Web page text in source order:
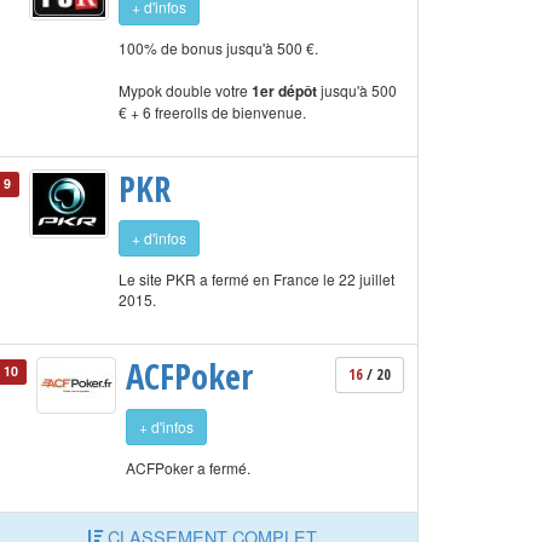
+ d'infos
100% de bonus jusqu'à 500 €.
Mypok double votre 1er dépôtjusqu'à 500
€ + 6 freerolls de bienvenue.
9 PKR
+ d'infos
Le site PKR a fermé en France le 22 juillet
2015.
10 ACFPoker 16/ 20
+ d'infos
ACFPoker a fermé.
CLASSEMENT COMPLET